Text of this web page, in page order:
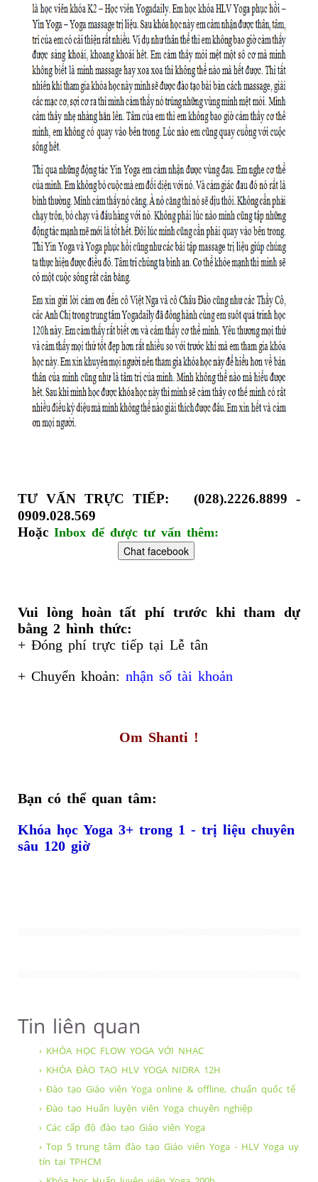
TƯ VẤN TRỰC TIẾP:
(028).2226.8899 -
0909.028.569
Hoặc Inbox để được tư vấn thêm:
Vui lòng hoàn tất phí trước khi tham dự
bằng 2 hình thức:
+ Đóng phí trực tiếp tại Lễ tân
+ Chuyển khoản: nhận số tài khoản
Om Shanti !
Bạn có thể quan tâm:
Khóa học Yoga 3+ trong 1 - trị liệu chuyên
sâu 120 giờ
Tin liên quan
› KHÓA HỌC FLOW YOGA VỚI NHẠC
› KHÓA ĐÀO TẠO HLV YOGA NIDRA 12H
› Đào tạo Giáo viên Yoga online & offline, chuẩn quốc tế
› Đào tạo Huấn luyện viên Yoga chuyên nghiệp
› Các cấp độ đào tạo Giáo viên Yoga
› Top 5 trung tâm đào tạo Giáo viên Yoga - HLV Yoga uy
tín tại TPHCM